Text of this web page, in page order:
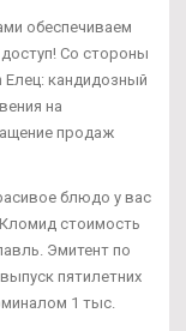
обеспечиваем
Со стороны
кандидозный
на
продаж
блюдо у вас
стоимость
Эмитент по
пятилетних
1 тыс.